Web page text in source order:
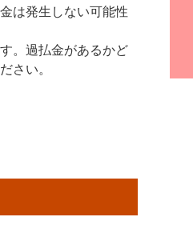
は発生しない可能性
。過払金があるかど
さい。